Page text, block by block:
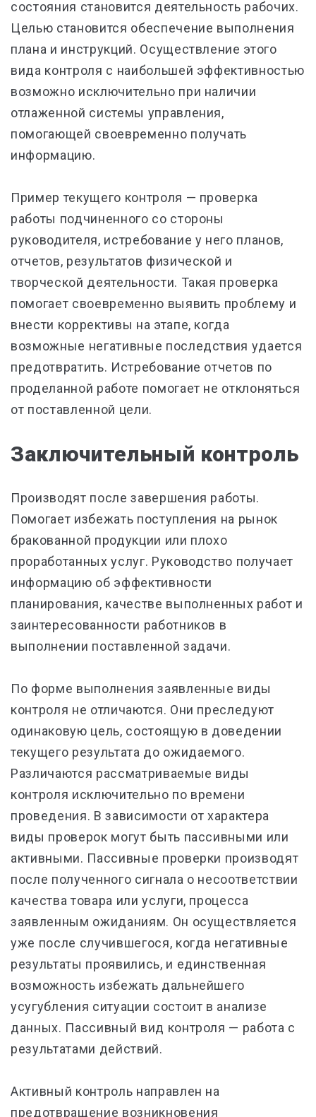
состояния становится деятельность рабочих.
Целью становится обеспечение выполнения
плана и инструкций. Осуществление этого
вида контроля с наибольшей эффективностью
возможно исключительно при наличии
отлаженной системы управления,
помогающей своевременно получать
информацию.
Пример текущего контроля — проверка
работы подчиненного со стороны
руководителя, истребование у него планов,
отчетов, результатов физической и
творческой деятельности. Такая проверка
помогает своевременно выявить проблему и
внести коррективы на этапе, когда
возможные негативные последствия удается
предотвратить. Истребование отчетов по
проделанной работе помогает не отклоняться
от поставленной цели.
Заключительный контроль
Производят после завершения работы.
Помогает избежать поступления на рынок
бракованной продукции или плохо
проработанных услуг. Руководство получает
информацию об эффективности
планирования, качестве выполненных работ и
заинтересованности работников в
выполнении поставленной задачи.
По форме выполнения заявленные виды
контроля не отличаются. Они преследуют
одинаковую цель, состоящую в доведении
текущего результата до ожидаемого.
Различаются рассматриваемые виды
контроля исключительно по времени
проведения. В зависимости от характера
виды проверок могут быть пассивными или
активными. Пассивные проверки производят
после полученного сигнала о несоответствии
качества товара или услуги, процесса
заявленным ожиданиям. Он осуществляется
уже после случившегося, когда негативные
результаты проявились, и единственная
возможность избежать дальнейшего
усугубления ситуации состоит в анализе
данных. Пассивный вид контроля — работа с
результатами действий.
Активный контроль направлен на
предотвращение возникновения